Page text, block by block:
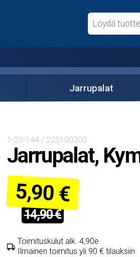
Jarrupalat
1-23-144 / 225100200
Jarrupalat,
5,90 €
14,90 €
Toimituskulut alk. 4,90e
Ilmainen toimitus yli 90 € tilauksiin